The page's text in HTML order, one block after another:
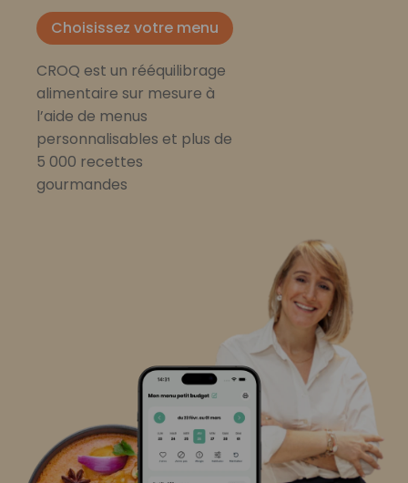
Choisissez votre menu
CROQ est un rééquilibrage
alimentaire sur mesure à
l’aide de menus
personnalisables et plus de
5 000 recettes
gourmandes